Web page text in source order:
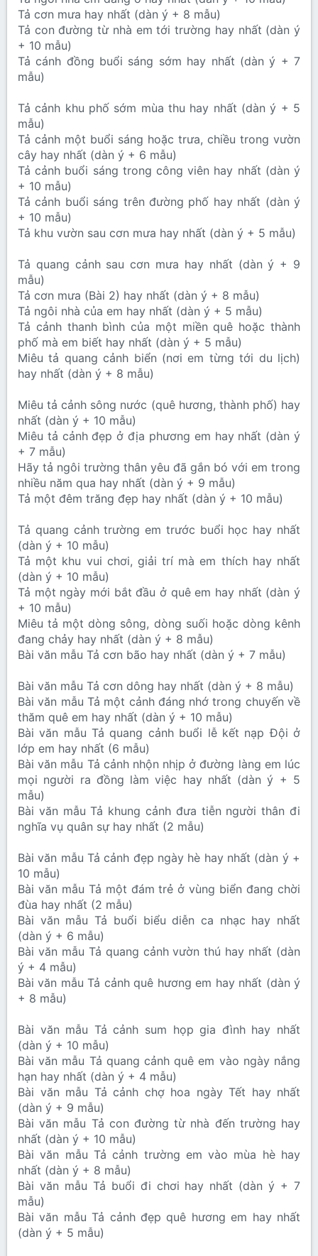
Tả cơn mưa hay nhất (dàn ý + 8 mẫu)
Tả con đường từ nhà em tới trường hay nhất (dàn ý
+ 10 mẫu)
Tả cánh đồng buổi sáng sớm hay nhất (dàn ý + 7
mẫu)
Tả cảnh khu phố sớm mùa thu hay nhất (dàn ý + 5
mẫu)
Tả cảnh một buổi sáng hoặc trưa, chiều trong vườn
cây hay nhất (dàn ý + 6 mẫu)
Tả cảnh buổi sáng trong công viên hay nhất (dàn ý
+ 10 mẫu)
Tả cảnh buổi sáng trên đường phố hay nhất (dàn ý
+ 10 mẫu)
Tả khu vườn sau cơn mưa hay nhất (dàn ý + 5 mẫu)
Tả quang cảnh sau cơn mưa hay nhất (dàn ý + 9
mẫu)
Tả cơn mưa (Bài 2) hay nhất (dàn ý + 8 mẫu)
Tả ngôi nhà của em hay nhất (dàn ý + 5 mẫu)
Tả cảnh thanh bình của một miền quê hoặc thành
phố mà em biết hay nhất (dàn ý + 5 mẫu)
Miêu tả quang cảnh biển (nơi em từng tới du lịch)
hay nhất (dàn ý + 8 mẫu)
Miêu tả cảnh sông nước (quê hương, thành phố) hay
nhất (dàn ý + 10 mẫu)
Miêu tả cảnh đẹp ở địa phương em hay nhất (dàn ý
+ 7 mẫu)
Hãy tả ngôi trường thân yêu đã gắn bó với em trong
nhiều năm qua hay nhất (dàn ý + 9 mẫu)
Tả một đêm trăng đẹp hay nhất (dàn ý + 10 mẫu)
Tả quang cảnh trường em trước buổi học hay nhất
(dàn ý + 10 mẫu)
Tả một khu vui chơi, giải trí mà em thích hay nhất
(dàn ý + 10 mẫu)
Tả một ngày mới bắt đầu ở quê em hay nhất (dàn ý
+ 10 mẫu)
Miêu tả một dòng sông, dòng suối hoặc dòng kênh
đang chảy hay nhất (dàn ý + 8 mẫu)
Bài văn mẫu Tả cơn bão hay nhất (dàn ý + 7 mẫu)
Bài văn mẫu Tả cơn dông hay nhất (dàn ý + 8 mẫu)
Bài văn mẫu Tả một cảnh đáng nhớ trong chuyến về
thăm quê em hay nhất (dàn ý + 10 mẫu)
Bài văn mẫu Tả quang cảnh buổi lễ kết nạp Đội ở
lớp em hay nhất (6 mẫu)
Bài văn mẫu Tả cảnh nhộn nhịp ở đường làng em lúc
mọi người ra đồng làm việc hay nhất (dàn ý + 5
mẫu)
Bài văn mẫu Tả khung cảnh đưa tiễn người thân đi
nghĩa vụ quân sự hay nhất (2 mẫu)
Bài văn mẫu Tả cảnh đẹp ngày hè hay nhất (dàn ý +
10 mẫu)
Bài văn mẫu Tả một đám trẻ ở vùng biển đang chời
đùa hay nhất (2 mẫu)
Bài văn mẫu Tả buổi biểu diễn ca nhạc hay nhất
(dàn ý + 6 mẫu)
Bài văn mẫu Tả quang cảnh vườn thú hay nhất (dàn
ý + 4 mẫu)
Bài văn mẫu Tả cảnh quê hương em hay nhất (dàn ý
+ 8 mẫu)
Bài văn mẫu Tả cảnh sum họp gia đình hay nhất
(dàn ý + 10 mẫu)
Bài văn mẫu Tả quang cảnh quê em vào ngày nắng
hạn hay nhất (dàn ý + 4 mẫu)
Bài văn mẫu Tả cảnh chợ hoa ngày Tết hay nhất
(dàn ý + 9 mẫu)
Bài văn mẫu Tả con đường từ nhà đến trường hay
nhất (dàn ý + 10 mẫu)
Bài văn mẫu Tả cảnh trường em vào mùa hè hay
nhất (dàn ý + 8 mẫu)
Bài văn mẫu Tả buổi đi chơi hay nhất (dàn ý + 7
mẫu)
Bài văn mẫu Tả cảnh đẹp quê hương em hay nhất
(dàn ý + 5 mẫu)